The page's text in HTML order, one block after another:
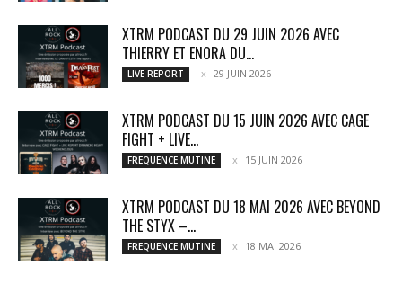
XTRM PODCAST DU 29 JUIN 2026 AVEC
THIERRY ET ENORA DU...
LIVE REPORT 29 JUIN 2026
XTRM PODCAST DU 15 JUIN 2026 AVEC CAGE
FIGHT + LIVE...
FREQUENCE MUTINE 15 JUIN 2026
XTRM PODCAST DU 18 MAI 2026 AVEC BEYOND
THE STYX –...
FREQUENCE MUTINE 18 MAI 2026